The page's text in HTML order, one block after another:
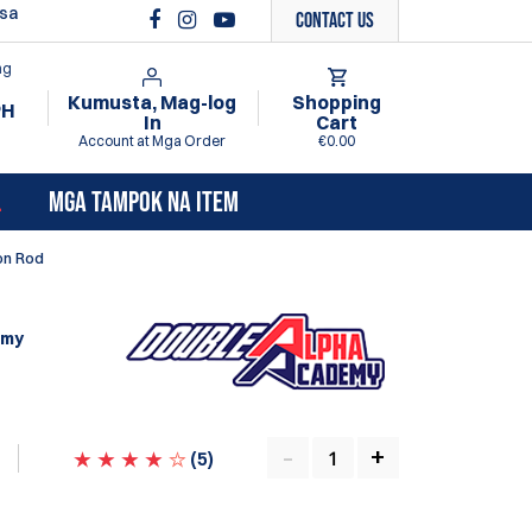
Contact Us
Kumusta, Mag-log
In
Account at Mga Order
Shopping
Cart
€0.00
MGA TAMPOK NA ITEM
Rod
(5)